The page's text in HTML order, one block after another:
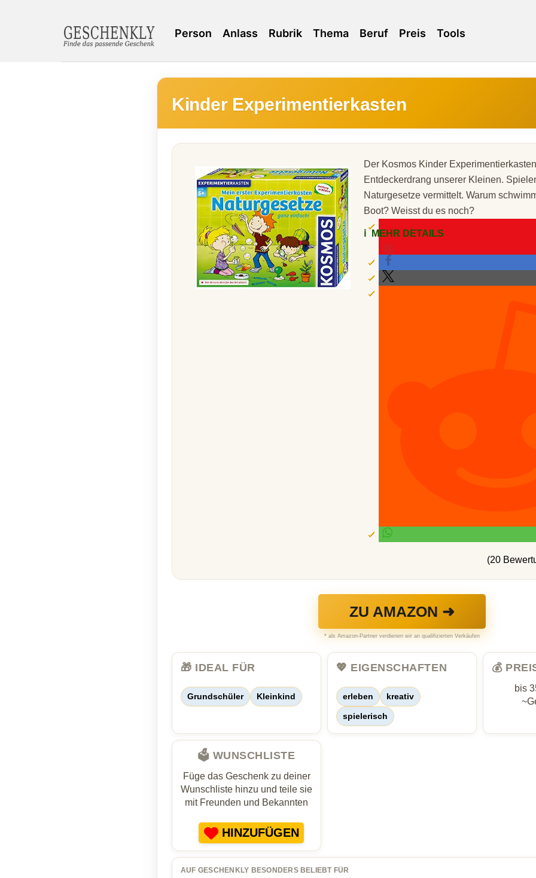
Person Anlass Rubrik Thema Beruf Preis Tools
Kinder Experimentierkasten
Der Kosmos Kinder
Entdeckerdrang unserer Kleinen.
Naturgesetze vermittelt. Warum
Boot? Weisst du es noch?
ℹ️ MEHR DETAILS
(20
ZU AMAZON ➜
* als Amazon-Partner verdienen wir an qualifizierten Verkäufen
🎁 IDEAL FÜR
Grundschüler Kleinkind
💖 EIGENSCHAFTEN
erleben kreativ
spielerisch
💰
bis
🗳️ WUNSCHLISTE
Füge das Geschenk zu deiner
Wunschliste hinzu und teile sie
mit Freunden und Bekannten
HINZUFÜGEN
AUF GESCHENKLY BESONDERS BELIEBT FÜR